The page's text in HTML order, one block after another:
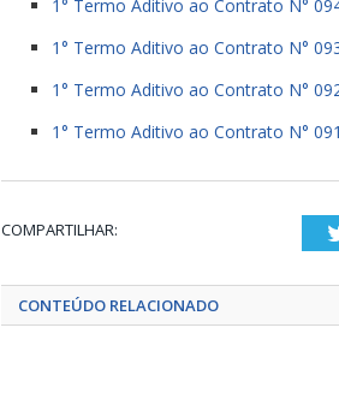
1° Termo Aditivo ao Contrato N°
1° Termo Aditivo ao Contrato N°
1° Termo Aditivo ao Contrato N°
1° Termo Aditivo ao Contrato N°
COMPARTILHAR:
CONTEÚDO RELACIONADO